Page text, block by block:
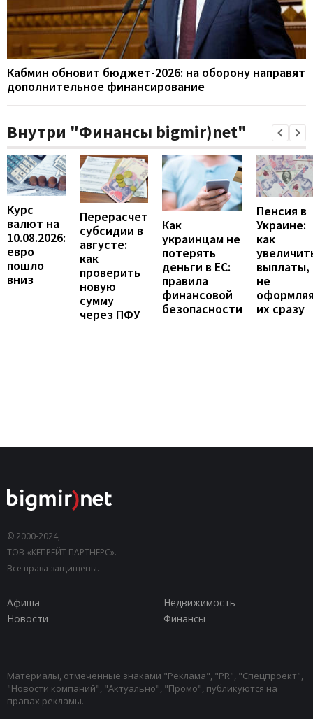
Кабмин обновит бюджет-2026: на оборону направят
дополнительное финансирование
Внутри "Финансы bigmir)net"
Курс
валют на
10.08.2026:
евро
пошло
вниз
Перерасчет
субсидии в
августе:
как
проверить
новую
сумму
через ПФУ
Как
украинцам не
потерять
деньги в ЕС:
правила
финансовой
безопасности
Пенсия в
Украине:
как
выплаты,
не
их сразу
© 2000-2024,
ТОВ «КЕПРЕЙТ ПАРТНЕРС».
Все права защищены.
Афиша
Недвижимость
Новости
Финансы
Материалы, отмеченные знаками "Реклама", "PR", "Спецпроект",
"Новости компаний", "Актуально", "Промо", публикуются на
правах рекламы.